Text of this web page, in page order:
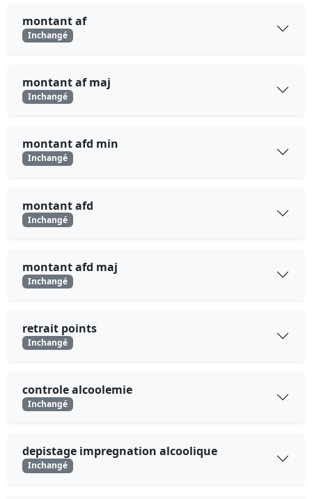
montant af
Inchangé
montant af maj
Inchangé
montant afd min
Inchangé
montant afd
Inchangé
montant afd maj
Inchangé
retrait points
Inchangé
controle alcoolemie
Inchangé
depistage impregnation alcoolique
Inchangé